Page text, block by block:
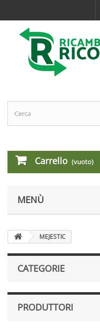
Carrello (vuoto)
MENÙ
MEJESTIC
CATEGORIE
PRODUTTORI